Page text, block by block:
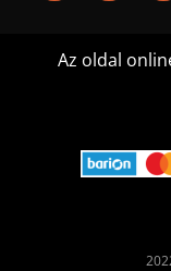
Az oldal